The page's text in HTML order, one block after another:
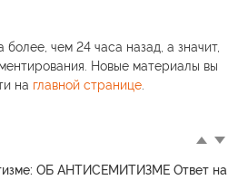
более, чем 24 часа назад, а значит,
Новые материалы вы
на главной странице.
ОБ АНТИСЕМИТИЗМЕ Ответ на